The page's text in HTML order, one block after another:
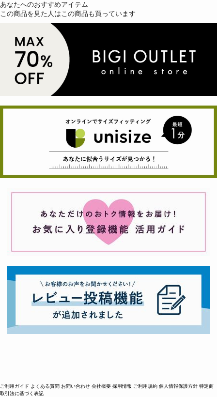
あなたへのおすすめアイテム
この商品を見た人はこの商品も買っています
ご利用ガイド よくある質問 お問い合わせ 会社概要 採用情報 ご利用規約 個人情報保護方針 特定商
取引法に基づく表記